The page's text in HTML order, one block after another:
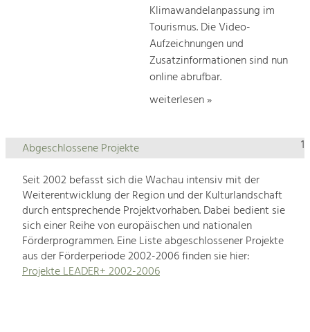
Klimawandelanpassung im
Tourismus. Die Video-
Aufzeichnungen und
Zusatzinformationen sind nun
online abrufbar.
weiterlesen »
1
Abgeschlossene Projekte
Seit 2002 befasst sich die Wachau intensiv mit der
Weiterentwicklung der Region und der Kulturlandschaft
durch entsprechende Projektvorhaben. Dabei bedient sie
sich einer Reihe von europäischen und nationalen
Förderprogrammen. Eine Liste abgeschlossener Projekte
aus der Förderperiode 2002-2006 finden sie hier:
Projekte LEADER+ 2002-2006